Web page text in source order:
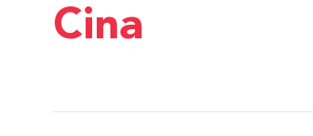
Cina